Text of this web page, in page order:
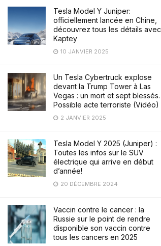
Tesla Model Y Juniper:
officiellement lancée en Chine,
découvrez tous les détails avec
Kaptey
10 JANVIER 2025
Un Tesla Cybertruck explose
devant la Trump Tower à Las
Vegas : un mort et sept blessés.
Possible acte terroriste (Vidéo)
2 JANVIER 2025
Tesla Model Y 2025 (Juniper) :
Toutes les infos sur le SUV
électrique qui arrive en début
d’année!
20 DÉCEMBRE 2024
Vaccin contre le cancer : la
Russie sur le point de rendre
disponible son vaccin contre
tous les cancers en 2025